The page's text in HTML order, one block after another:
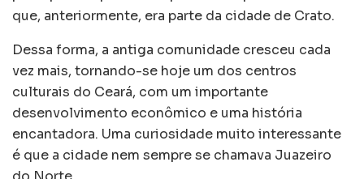
que, anteriormente, era parte da cidade de Crato.
Dessa forma, a antiga comunidade cresceu cada
vez mais, tornando-se hoje um dos centros
culturais do Ceará, com um importante
desenvolvimento econômico e uma história
encantadora. Uma curiosidade muito interessante
é que a cidade nem sempre se chamava Juazeiro